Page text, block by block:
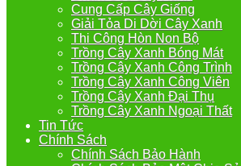
Cung Cấp Cây Giống
Giải Tỏa Di Dời Cây Xanh
Thi Công Hòn Non Bộ
Trồng Cây Xanh Bóng Mát
Trồng Cây Xanh Công Trình
Trồng Cây Xanh Công Viên
Trồng Cây Xanh Đại Thụ
Trồng Cây Xanh Ngoại Thất
Tin Tức
Chính Sách
Chính Sách Bảo Hành